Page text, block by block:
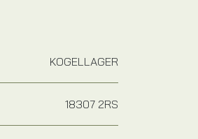
KOGELLAGER
18307 2RS